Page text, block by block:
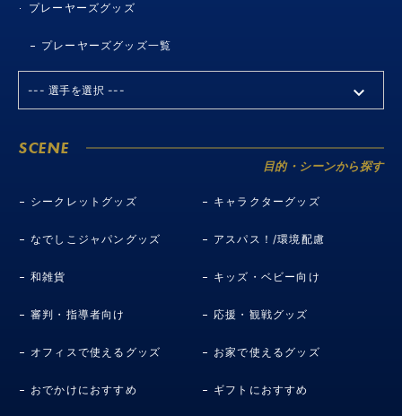
プレーヤーズグッズ
プレーヤーズグッズ一覧
SCENE
目的・シーンから探す
シークレットグッズ キャラクターグッズ
なでしこジャパングッズ アスパス！/環境配慮
和雑貨 キッズ・ベビー向け
審判・指導者向け 応援・観戦グッズ
オフィスで使えるグッズ お家で使えるグッズ
おでかけにおすすめ ギフトにおすすめ